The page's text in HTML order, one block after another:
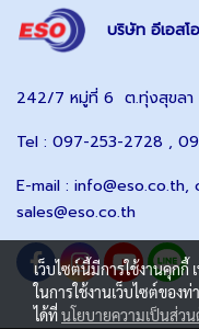
บริษัท อีเอสโ
242/7 หมู่ที่ 6 ต.ทุ่งสุขลา
Tel : 097-253-2728 ,
E-mail : info@eso.co.th,
sales@eso.co.th
เว็บไซต์นี้มีการใช้งานคุก
ในการใช้งานเว็บไซต์ของ
ได้ที่นโยบายความเป็นส่วน